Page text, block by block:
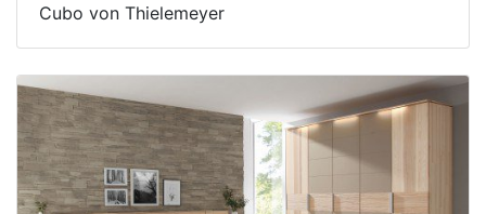
Cubo von Thielemeyer
Bettbänke
&
Betttruhen
Kleiderständer
&